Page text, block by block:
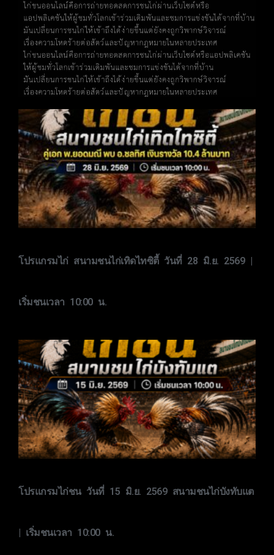
โปรแกรมไก่ สนามชนไก่เทิดไทซิตี้ วันที่ 28 มิ.ย. 2569 |
เริ่มชนเวลา 10:00 น.
โปรแกรมไก่ชน วันที่ 15 มิ.ย. 2569 สนามชนไก่บังทับแต
| เริ่มชนเวลา 10:00 น.